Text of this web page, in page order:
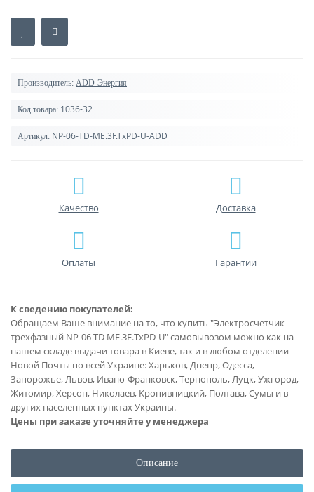
Производитель: ADD-Энергия
Код товара: 1036-32
Артикул: NP-06-TD-ME.3F.TxPD-U-ADD
Качество Доставка
Оплаты Гарантии
К сведению покупателей:
Обращаем Ваше внимание на то, что купить "Электросчетчик
трехфазный NP-06 TD ME.3F.TxPD-U" самовывозом можно как на
нашем складе выдачи товара в Киеве, так и в любом отделении
Новой Почты по всей Украине: Харьков, Днепр, Одесса,
Запорожье, Львов, Ивано-Франковск, Тернополь, Луцк, Ужгород,
Житомир, Херсон, Николаев, Кропивницкий, Полтава, Сумы и в
других населенных пунктах Украины.
Цены при заказе уточняйте у менеджера
Описание